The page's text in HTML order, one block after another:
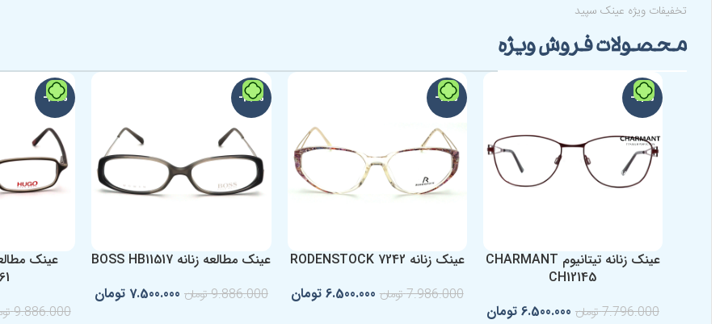
تخفیفات ویژه عینک سپید
محصولات فروش ویژه
-17%
عینک زنانه تیتانیوم CHARMANT
CH12145
7.796.000تومان 6.500.000 تومان
-19%
عینک زنانه RODENSTOCK 7242
7.986.000تومان 6.500.000 تومان
-24%
عینک مطالعه زنانه BOSS HB11517
9.886.000تومان 7.500.000 تومان
-29%
9.886.000